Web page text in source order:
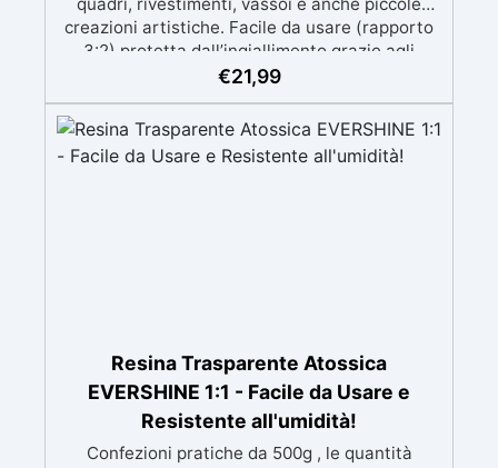
creazioni artistiche. Facile da usare (rapporto
3:2) protetta dall’ingiallimento grazie agli
speciali filtri UV Formula densa : non cola via,
in 12-24h garantendo una superficie lucida e
brillante
€21,99
Resina Trasparente Atossica
EVERSHINE 1:1 - Facile da Usare e
Resistente all'umidità!
Confezioni pratiche da 500g , le quantità